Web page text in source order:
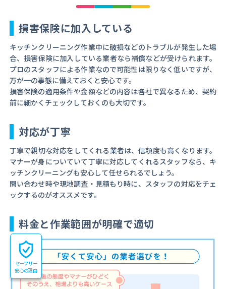
損害保険に加入している
キッチンクリーニング作業中に破損などのトラブルが発生した場
合、損害保険に加入している業者なら補償などが受けられます。
プロのスタッフによる作業なので可能性は限りなく低いですが、
万が一の事態に備えておくと安心です。
損害保険の適用条件や金額などの内容は各社で異なるため、契約
前に細かくチェックしておくのも大切です。
対応が丁寧
丁寧で親切な対応をしてくれる業者は、信頼度も高くなります。
マナーが身についていて丁寧に対応してくれるスタッフなら、キ
ッチンクリーニングも安心して任せられるでしょう。
問い合わせ時や現地調査・見積もり時に、スタッフの対応をチェ
ックするのがオススメです。
料金と作業範囲が明確で適切
セーフリー
安心の理由